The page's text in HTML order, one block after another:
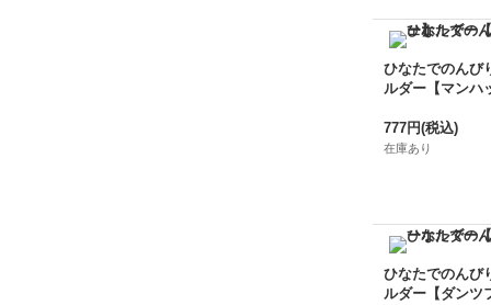
ひなたでのんび
ルダー【マンハ
777円(税込)
在庫あり
ひなたでのんび
ルダー【ダンツ